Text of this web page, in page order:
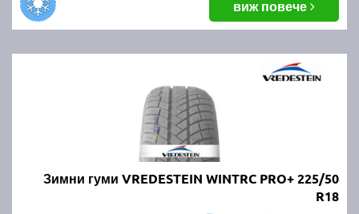
виж повече
Зимни гуми VREDESTEIN WINTRC PRO+ 225/50
R18